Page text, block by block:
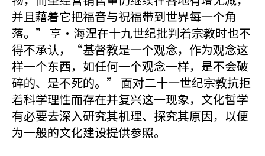
并且藉着它把福音与祝福带到世界每一个角
落。” 亨·海涅在十九世纪批判着宗教时也不
得不承认，“基督教是一个观念，作为观念这
样一个东西，如任何一个观念一样，是不会破
碎的、是不死的。” 面对二十一世纪宗教抗拒
着科学理性而存在并复兴这一现象，文化哲学
有必要去深入研究其机理、探究其原因，以便
为一般的文化建设提供参照。